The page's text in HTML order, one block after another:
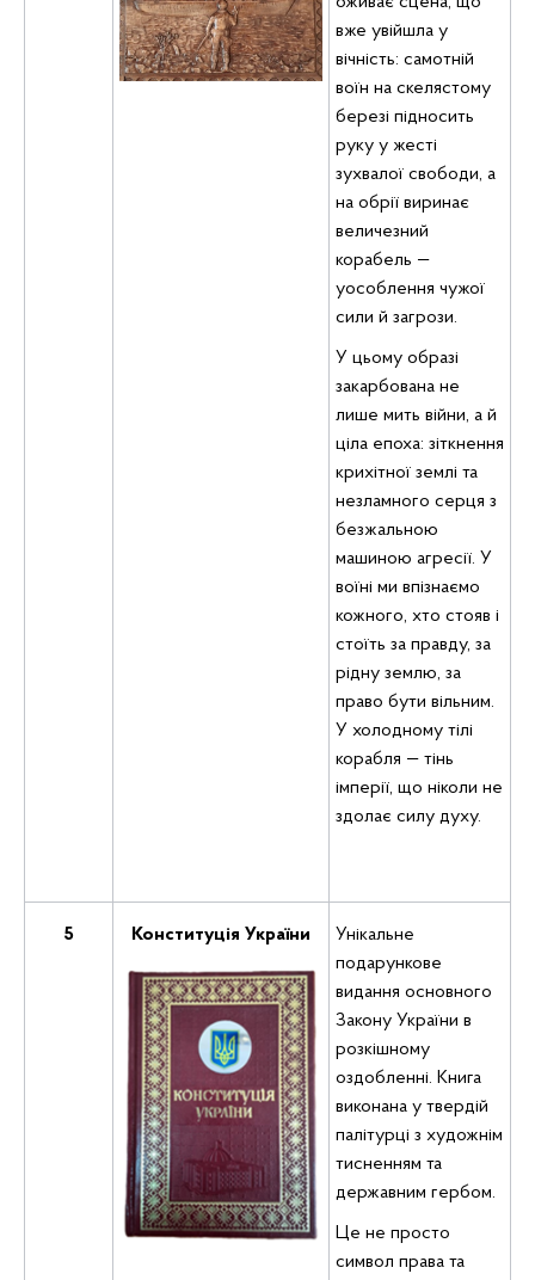
вже увійшла у
вічність: самотній
воїн на скелястому
березі підносить
руку у жесті
зухвалої свободи, а
на обрії виринає
величезний
корабель —
уособлення чужої
сили й загрози.
У цьому образі
закарбована не
лише мить війни, а й
ціла епоха: зіткнення
крихітної землі та
незламного серця з
безжальною
машиною агресії. У
воїні ми впізнаємо
кожного, хто стояв і
стоїть за правду, за
рідну землю, за
право бути вільним.
У холодному тілі
корабля — тінь
імперії, що ніколи не
здолає силу духу.
5 Конституція України
Унікальне
подарункове
видання основного
Закону України в
розкішному
оздобленні. Книга
виконана у твердій
палітурці з художнім
тисненням та
державним гербом.
Це не просто
символ права та